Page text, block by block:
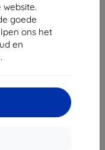
goede
ons het
en